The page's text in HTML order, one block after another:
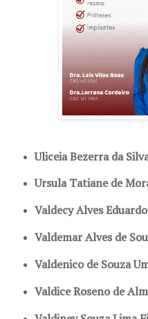
Uliceia Bezerra da
Ursula Tatiane de
Valdecy Alves
Valdemar Alves de
Valdenico de Souza
Valdice Roseno de